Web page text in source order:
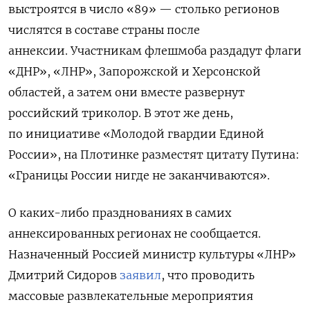
выстроятся в число «89» — столько регионов
числятся в составе страны после
аннексии. Участникам флешмоба раздадут флаги
«ДНР», «ЛНР», Запорожской и Херсонской
областей, а затем они вместе развернут
российский триколор. В этот же день,
по инициативе «Молодой гвардии Единой
России», на Плотинке разместят цитату Путина:
«Границы России нигде не заканчиваются».
О каких-либо празднованиях в самих
аннексированных регионах не сообщается.
Назначенный Россией министр культуры «ЛНР»
Дмитрий Сидоров заявил, что проводить
массовые развлекательные мероприятия